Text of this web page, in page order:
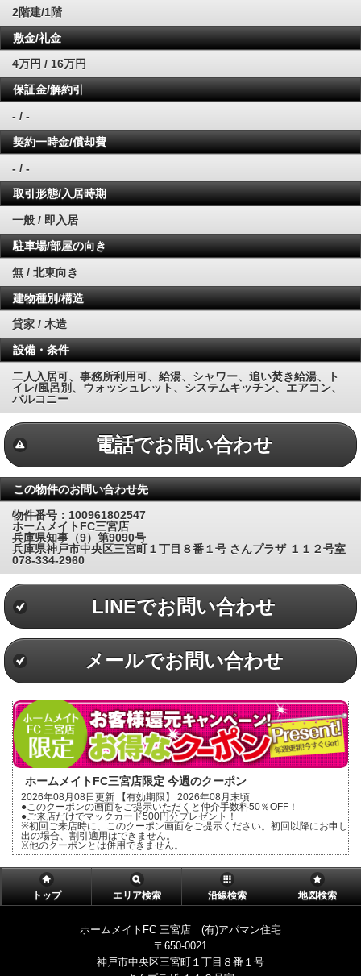
2階建/1階
敷金/礼金
4万円 / 16万円
保証金/解約引
- / -
契約一時金/償却費
- / -
取引形態/入居時期
一般 / 即入居
駐車場/部屋の向き
無 / 北東向き
建物種別/構造
貸家 / 木造
設備・条件
二人入居可、事務所利用可、給湯、シャワー、追い焚き給湯、ト
イレ/風呂別、ウォッシュレット、システムキッチン、エアコン、
バルコニー
電話でお問い合わせ
この物件のお問い合わせ先
物件番号：100961802547
ホームメイトFC三宮店
兵庫県知事（9）第9090号
兵庫県神戸市中央区三宮町１丁目８番１号 さんプラザ １１２号室
078-334-2960
LINEでお問い合わせ
メールでお問い合わせ
ホームメイトFC三宮店限定 今週のクーポン
2026年08月08日更新 【有効期限】 2026年08月末頃
●このクーポンの画面をご提示いただくと仲介手数料50％OFF！
●ご来店だけでマックカード500円分プレゼント！
※初回ご来店時に、このクーポン画面をご提示ください。初回以降にお申し
出の場合、割引適用はできません。
※他のクーポンとは併用できません。
トップ エリア検索 沿線検索 地図検索
ホームメイトFC 三宮店 (有)アパマン住宅
〒650-0021
神戸市中央区三宮町１丁目８番１号